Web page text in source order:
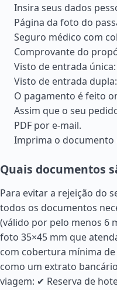
Insira seus dados
Página da foto do
Seguro médico com
Comprovante do
Visto de entrada
Visto de entrada
O pagamento é feito
Assim que o seu
PDF por e-mail.
Imprima o documento
Quais documentos
Para evitar a rejeição do
todos os documentos
(válido por pelo menos 6
foto 35×45 mm que
com cobertura mínima
como um extrato
viagem: ✔ Reserva de